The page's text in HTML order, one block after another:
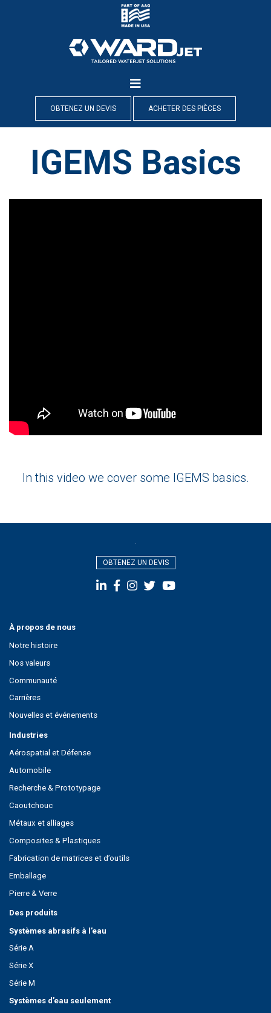
OBTENEZ UN DEVIS ACHETER DES PIÈCES
IGEMS Basics
In this video we cover some IGEMS basics.
OBTENEZ UN DEVIS
À propos de nous
Notre histoire
Nos valeurs
Communauté
Carrières
Nouvelles et événements
Industries
Aérospatial et Défense
Automobile
Recherche & Prototypage
Caoutchouc
Métaux et alliages
Composites & Plastiques
Fabrication de matrices et d’outils
Emballage
Pierre & Verre
Des produits
Systèmes abrasifs à l’eau
Série A
Série X
Série M
Systèmes d’eau seulement